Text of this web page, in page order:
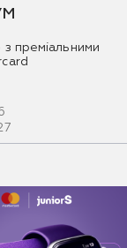
з преміальними